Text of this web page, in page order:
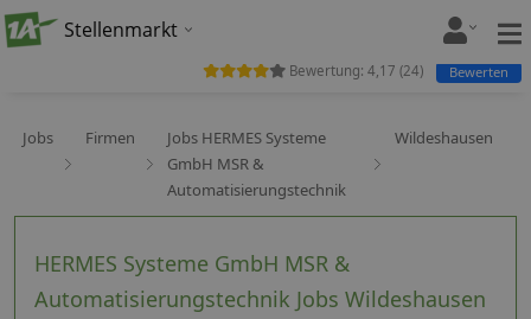
Stellenmarkt
Jobs Firmen
Jobs HERMES Systeme
GmbH MSR &
Automatisierungstechnik
Wildeshausen
HERMES Systeme GmbH MSR &
Automatisierungstechnik Jobs Wildeshausen
Bewertung: 4,17 (24) Bewerten